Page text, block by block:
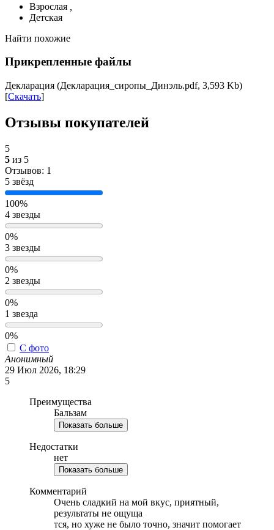
Взрослая
Детская
Найти похожие
Прикрепленные файлы
Декларация (Декларация_сиропы_Динэль.pdf, 3,593 Kb)
[Скачать]
Отзывы покупателей
5
5 из 5
Отзывов: 1
5 звёзд
100%
4 звезды
0%
3 звезды
0%
2 звезды
0%
1 звезда
0%
С фото
Анонимный
29 Июл 2026, 18:29
5
Преимущества
Бальзам
Показать больше
Недостатки
нет
Показать больше
Комментарий
Очень сладкий на мой вкус, приятный,
результаты не ощуща
тся, но хуже не было точно, значит помогает